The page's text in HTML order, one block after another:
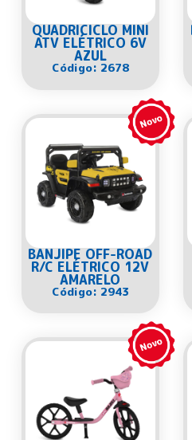
QUADRICICLO MINI
ATV ELÉTRICO 6V
AZUL
Código: 2678
BANJIPE OFF-ROAD
R/C ELÉTRICO 12V
AMARELO
Código: 2943